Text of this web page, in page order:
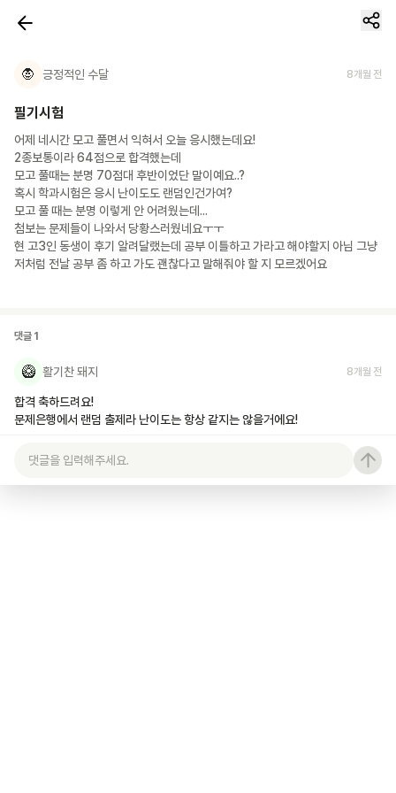
🧛 긍정적인 수달 8개월 전
필기시험
어제 네시간 모고 풀면서 익혀서 오늘 응시했는데요!
2종보통이라 64점으로 합격했는데
모고 풀때는 분명 70점대 후반이었단 말이예요..?
혹시 학과시험은 응시 난이도도 랜덤인건가여?
모고 풀 때는 분명 이렇게 안 어려웠는데...
첨보는 문제들이 나와서 당황스러웠네요ㅜㅜ
현 고3인 동생이 후기 알려달랬는데 공부 이틀하고 가라고 해야할지 아님 그냥
저처럼 전날 공부 좀 하고 가도 괜찮다고 말해줘야 할 지 모르겠어요
댓글 1
🥝 활기찬 돼지 8개월 전
합격 축하드려요!
문제은행에서 랜덤 출제라 난이도는 항상 같지는 않을거에요!